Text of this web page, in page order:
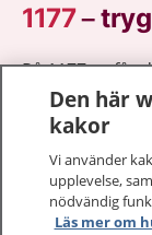
1177–
På 1177.se får
sjukdomar
Logga in för
vårdärenden.
1177 ger dig
Den här
kakor
Vi använder
upplevelse,
nödvändig
Läs mer om